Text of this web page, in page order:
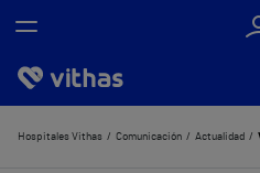
Nosotros
Hospitales Vithas Comunicación Actualidad